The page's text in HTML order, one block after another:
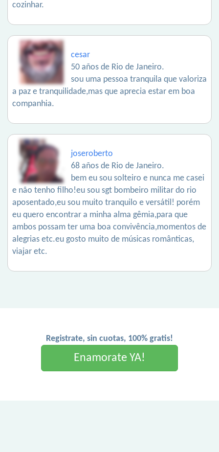
cozinhar.
cesar
50 años de Rio de Janeiro.
sou uma pessoa tranquila que valoriza
a paz e tranquilidade,mas que aprecia estar em boa
companhia.
joseroberto
68 años de Rio de Janeiro.
bem eu sou solteiro e nunca me casei
e não tenho filho!eu sou sgt bombeiro militar do rio
aposentado,eu sou muito tranquilo e versátil! porém
eu quero encontrar a minha alma gêmia,para que
ambos possam ter uma boa convivência,momentos de
alegrias etc.eu gosto muito de músicas românticas,
viajar etc.
Registrate, sin cuotas, 100% gratis!
Enamorate YA!